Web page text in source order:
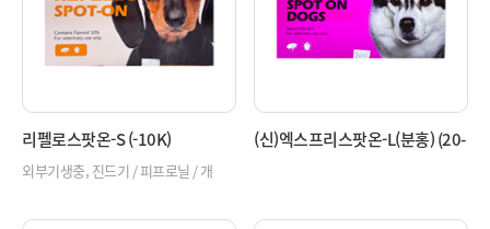
리펠로스팟온-S (-10K)
외부기생충, 진드기 / 피프로닐 / 개
(신)엑스프리스팟온-L(분홍) (20-